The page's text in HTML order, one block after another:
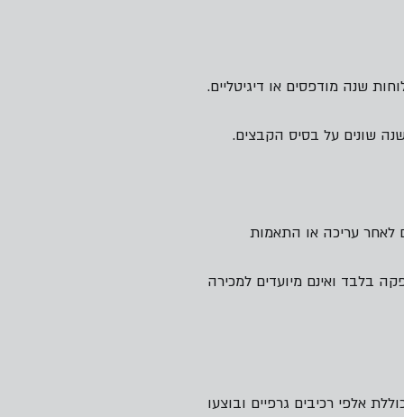
שנה מודפסים או דיגיטליים.
לאחר עריכה או התאמות
בלבד ואינם מיועדים למכירה
אלפי רכיבים גרפיים ובוצעו